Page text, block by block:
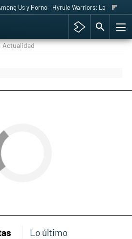
Us y Porno Hyrule Warriors: La Era del
Actualidad
Lo último